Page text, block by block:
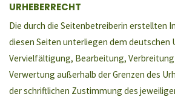
URHEBERRECHT
Die durch die Seitenbetreiberin erstellten
diesen Seiten unterliegen dem deutschen
Vervielfältigung, Bearbeitung,
Verwertung außerhalb der Grenzen des
der schriftlichen Zustimmung des